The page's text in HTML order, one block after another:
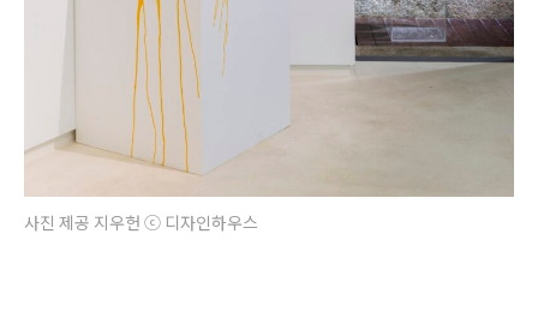
사진 제공 지우헌 ⓒ 디자인하우스